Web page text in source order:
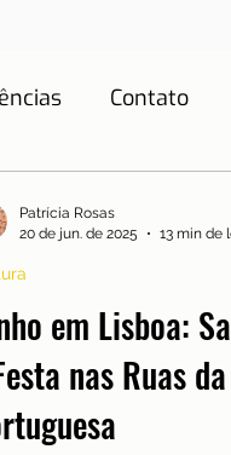
Contato
Morar em Lisboa
em Lisboa:
nas Ruas
Patrícia Rosas
20 de jun. de 2025
13 min de